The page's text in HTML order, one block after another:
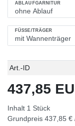
ABLAUFGARNITUR
FÜSSE/TRÄGER
Technisches
Wert
Art.-ID
437,85
Inhalt 1 Stück
Grundpreis 437,85 €